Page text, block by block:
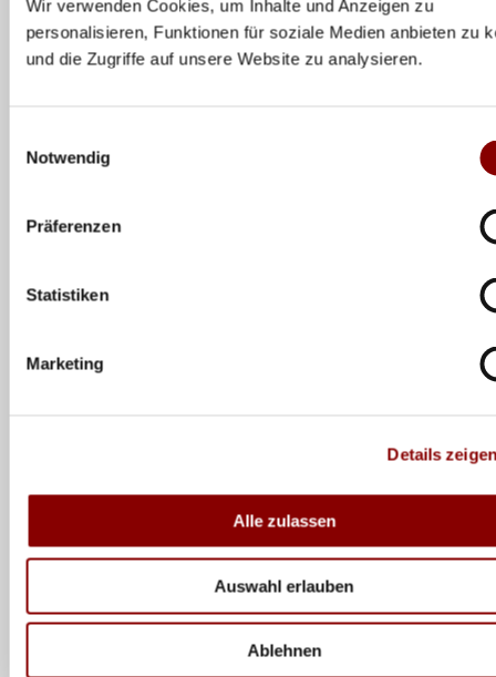
Wir verwenden Cookies, um Inhalte und Anzeigen zu
personalisieren, Funktionen für soziale Medien anbieten zu
und die Zugriffe auf unsere Website zu analysieren.
Notwendig
Präferenzen
Statistiken
Marketing
Details
Alle zulassen
Auswahl erlauben
Ablehnen
Stautz
Maria
8
41
14 Mittelblock 196
Romy
Außenangriff